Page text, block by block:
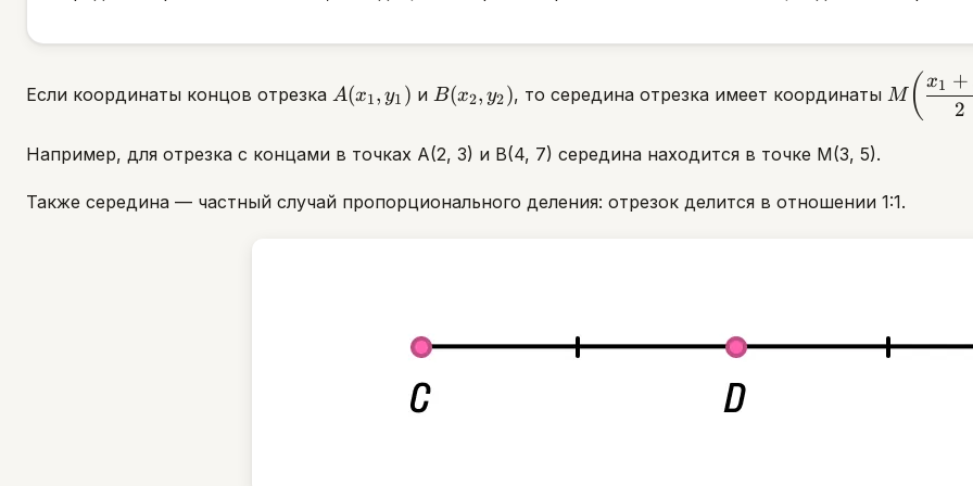
Если координаты концов отрезка
A(x_1,
y_1)
A(x1, y1 ) и
B(x_2,
y_2)
B(x2, y2), то середина отрезка имеет координаты
+
M( 2
x1 +
Например, для отрезка с концами в точках A(2, 3) и B(4, 7) середина находится в точке M(3, 5).
Также середина — частный случай пропорционального деления: отрезок делится в отношении 1:1.